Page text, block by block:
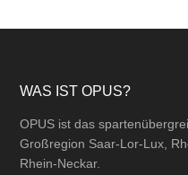
Footer
WAS IST OPUS?
OPUS ist das
Großregion Saar-Lor-Lux,
Rhein-Neckar.